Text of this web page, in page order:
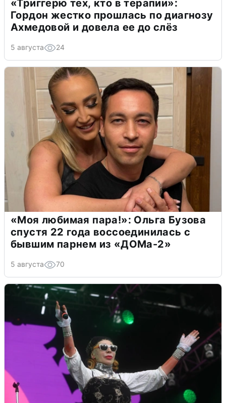
«Триггерю тех, кто в терапии»:
Гордон жестко прошлась по диагнозу
Ахмедовой и довела ее до слёз
5 августа 24
«Моя любимая пара!»: Ольга Бузова
спустя 22 года воссоединилась с
бывшим парнем из «ДОМа-2»
5 августа 70